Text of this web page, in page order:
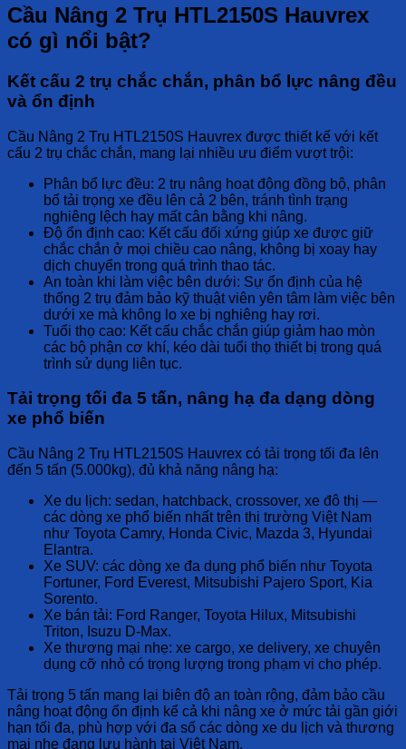
Cầu Nâng 2 Trụ HTL2150S Hauvrex
có gì nổi bật?
Kết cấu 2 trụ chắc chắn, phân bổ lực nâng đều
và ổn định
Cầu Nâng 2 Trụ HTL2150S Hauvrex được thiết kế với kết
cấu 2 trụ chắc chắn, mang lại nhiều ưu điểm vượt trội:
Phân bổ lực đều: 2 trụ nâng hoạt động đồng bộ, phân
bổ tải trọng xe đều lên cả 2 bên, tránh tình trạng
nghiêng lệch hay mất cân bằng khi nâng.
Độ ổn định cao: Kết cấu đối xứng giúp xe được giữ
chắc chắn ở mọi chiều cao nâng, không bị xoay hay
dịch chuyển trong quá trình thao tác.
An toàn khi làm việc bên dưới: Sự ổn định của hệ
thống 2 trụ đảm bảo kỹ thuật viên yên tâm làm việc bên
dưới xe mà không lo xe bị nghiêng hay rơi.
Tuổi thọ cao: Kết cấu chắc chắn giúp giảm hao mòn
các bộ phận cơ khí, kéo dài tuổi thọ thiết bị trong quá
trình sử dụng liên tục.
Tải trọng tối đa 5 tấn, nâng hạ đa dạng dòng
xe phổ biến
Cầu Nâng 2 Trụ HTL2150S Hauvrex có tải trọng tối đa lên
đến 5 tấn (5.000kg), đủ khả năng nâng hạ:
Xe du lịch: sedan, hatchback, crossover, xe đô thị —
các dòng xe phổ biến nhất trên thị trường Việt Nam
như Toyota Camry, Honda Civic, Mazda 3, Hyundai
Elantra.
Xe SUV: các dòng xe đa dụng phổ biến như Toyota
Fortuner, Ford Everest, Mitsubishi Pajero Sport, Kia
Sorento.
Xe bán tải: Ford Ranger, Toyota Hilux, Mitsubishi
Triton, Isuzu D-Max.
Xe thương mại nhẹ: xe cargo, xe delivery, xe chuyên
dụng cỡ nhỏ có trọng lượng trong phạm vi cho phép.
Tải trọng 5 tấn mang lại biên độ an toàn rộng, đảm bảo cầu
nâng hoạt động ổn định kể cả khi nâng xe ở mức tải gần giới
hạn tối đa, phù hợp với đa số các dòng xe du lịch và thương
mại nhẹ đang lưu hành tại Việt Nam.